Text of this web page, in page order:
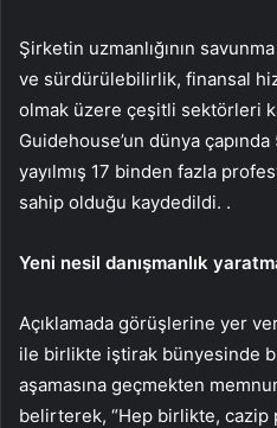
Şirketin uzmanlığının
ve sürdürülebilirlik, finansal
olmak üzere çeşitli sektörleri
Guidehouse’un dünya
yayılmış 17 binden fazla
sahip olduğu kaydedildi. .
Yeni nesil danışmanlık
Açıklamada görüşlerine yer
ile birlikte iştirak bünyesinde
aşamasına geçmekten
belirterek, “Hep birlikte, cazip